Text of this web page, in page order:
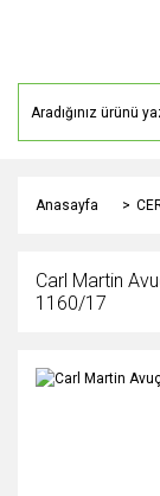
Anasayfa
Carl Martin
1160/17